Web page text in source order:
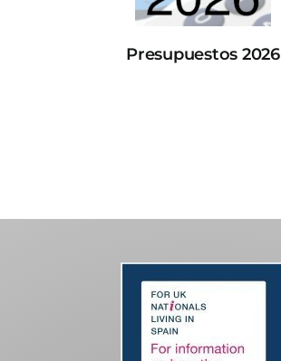
Presupuestos 2026